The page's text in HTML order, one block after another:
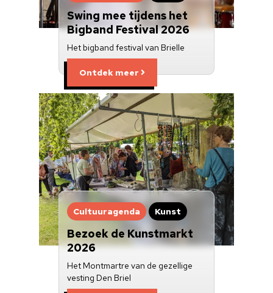
Swing mee tijdens het
Bigband Festival 2026
Het bigband festival van Brielle
Ontdek meer
Cultuuragenda Kunst
Bezoek de Kunstmarkt
2026
Het Montmartre van de gezellige
vesting Den Briel